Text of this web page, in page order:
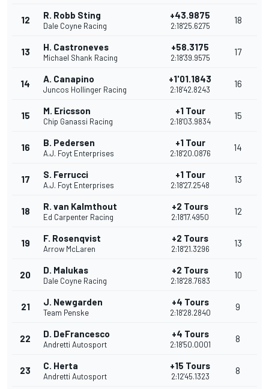
12 R. Robb Sting
Dale Coyne Racing
+43.9875
2:18'25.6275
18
13 H. Castroneves
Michael Shank Racing
+58.3175
2:18'39.9575
17
14 A. Canapino
Juncos Hollinger Racing
+1'01.1843
2:18'42.8243
16
15 M. Ericsson
Chip Ganassi Racing
+1 Tour
2:18'03.9834
15
16 B. Pedersen
A.J. Foyt Enterprises
+1 Tour
2:18'20.0876
14
17 S. Ferrucci
A.J. Foyt Enterprises
+1 Tour
2:18'27.2548
13
18 R. van Kalmthout
Ed Carpenter Racing
+2 Tours
2:18'17.4950
12
19 F. Rosenqvist
Arrow McLaren
+2 Tours
2:18'21.3296
13
20 D. Malukas
Dale Coyne Racing
+2 Tours
2:18'28.7683
10
21 J. Newgarden
Team Penske
+4 Tours
2:18'28.2840
9
22 D. DeFrancesco
Andretti Autosport
+4 Tours
2:18'50.0001
8
23 C. Herta
Andretti Autosport
+15 Tours
2:12'45.1323
8